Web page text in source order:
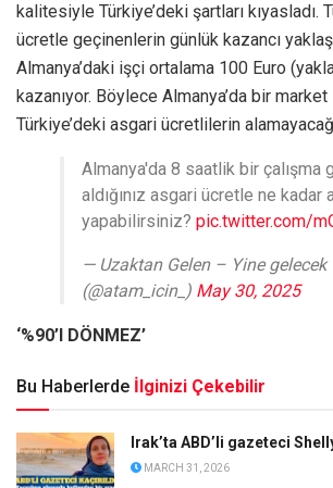
kalitesiyle Türkiye’deki şartları kıyasladı.
ücretle geçinenlerin günlük kazancı
Almanya’daki işçi ortalama 100 Euro
kazanıyor. Böylece Almanya’da bir
Türkiye’deki asgari ücretlilerin
Almanya'da 8 saatlik bir çalışma
aldığınız asgari ücretle ne kadar
yapabilirsiniz? pic.twitter.com/
— Uzaktan Gelen – Yine gelecek
(@atam_icin_) May 30, 2025
‘%90’I DÖNMEZ’
Bu Haberlerde İlginizi Çekebilir
Irak’ta ABD’li gazeteci
MARCH 31, 2026